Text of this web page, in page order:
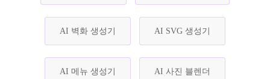
AI 벽화 생성기 AI SVG 생성기
AI 메뉴 생성기 AI 사진 블렌더